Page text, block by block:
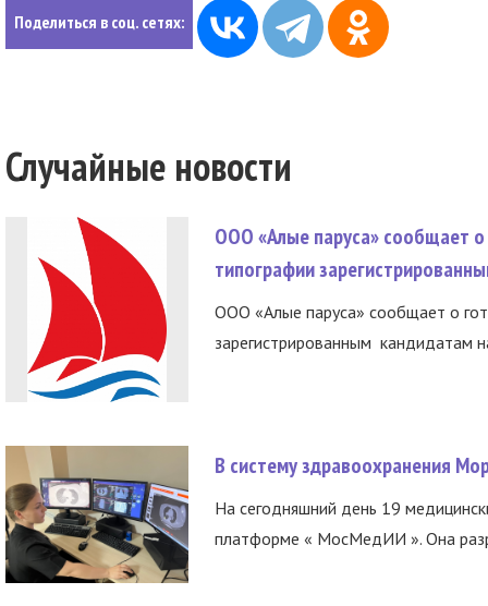
Поделиться в соц. сетях:
Случайные новости
ООО «Алые паруса» сообщает о
типографии
ООО «Алые паруса» сообщает о
зарегистрированным кандидатам
В систему здравоохранения
На сегодняшний день 19
платформе « МосМедИИ ». Она